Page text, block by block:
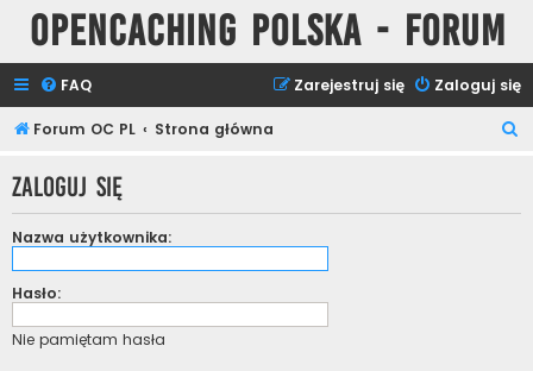
Opencaching Polska - Forum
FAQ Zaloguj się
Zarejestruj się
Forum OC PL Strona główna
k
Zaloguj się
Nazwa użytkownika:
Hasło:
Nie pamiętam hasła